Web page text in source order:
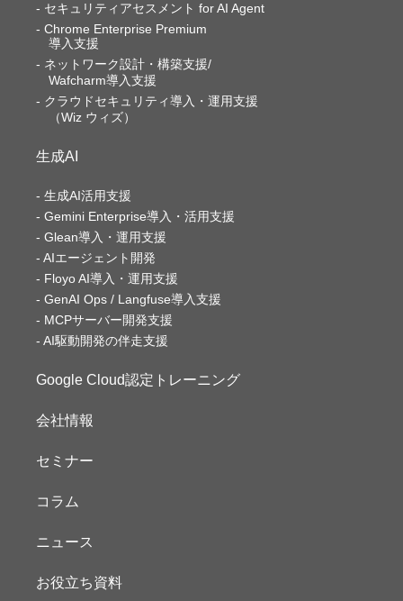
セキュリティアセスメント for AI Agent
Chrome Enterprise Premium
導入支援
ネットワーク設計・構築支援/
Wafcharm導入支援
クラウドセキュリティ導入・運用支援
（Wiz ウィズ）
生成AI
生成AI活用支援
Gemini Enterprise導入・活用支援
Glean導入・運用支援
AIエージェント開発
Floyo AI導入・運用支援
GenAI Ops / Langfuse導入支援
MCPサーバー開発支援
AI駆動開発の伴走支援
Google Cloud認定トレーニング
会社情報
セミナー
コラム
ニュース
お役立ち資料